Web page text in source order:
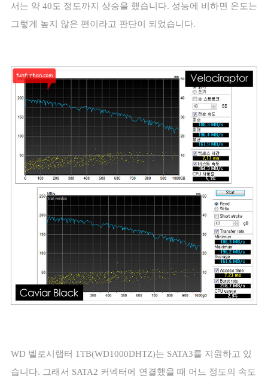
서는 약 40도 정도까지 상승을 했습니다. 성능에 비하면 온도는
그렇게 높지 않은 편이라고 판단이 되었습니다.
WD 벨로시랩터 1TB(WD1000DHTZ)는 SATA3를 지원하고 있
습니다. 그래서 SATA2 커넥터에 연결했을 때 어느 정도의 속도